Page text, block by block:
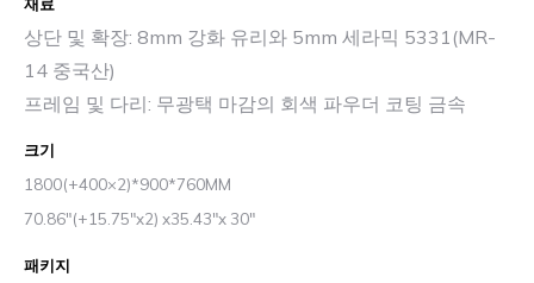
상단 및 확장: 8mm 강화 유리와 5mm 세라믹 5331(MR-
14 중국산)
프레임 및 다리: 무광택 마감의 회색 파우더 코팅 금속
크기
1800(+400×2)*900*760MM
70.86″(+15.75″x2) x35.43″x 30″
패키지